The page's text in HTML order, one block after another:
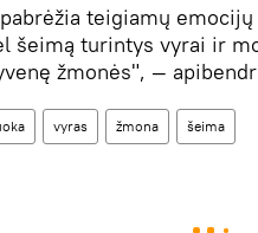
teigiamų
šeimą turintys vyrai ir
žmonės", —
vyras žmona šeima